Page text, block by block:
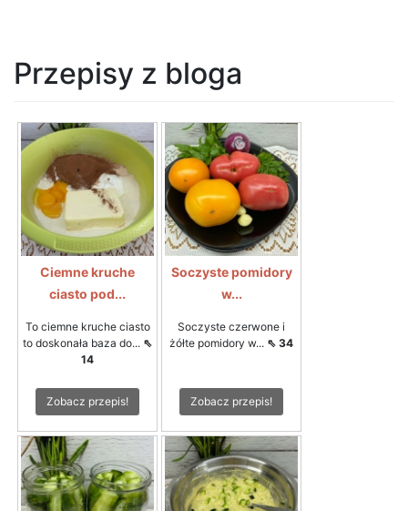
Przepisy z bloga
Ciemne kruche
ciasto pod...
To ciemne kruche ciasto
to doskonała baza do... ⇖
14
Zobacz przepis!
Soczyste pomidory
w...
Soczyste czerwone i
żółte pomidory w... ⇖ 34
Zobacz przepis!